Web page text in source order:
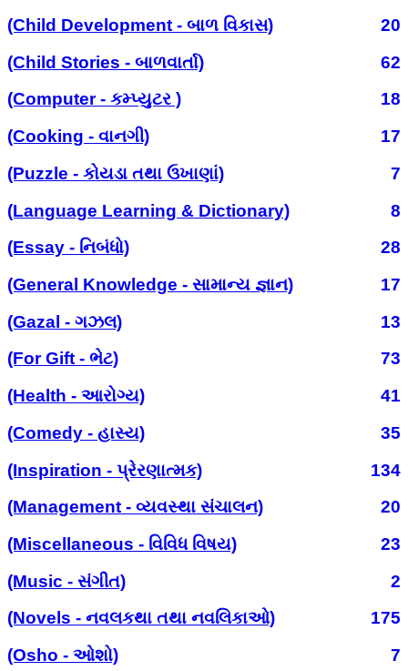
(Child Development - બાળ વિકાસ)
20
(Child Stories - બાળવાર્તા)
62
(Computer - કમ્પ્યુટર )
18
(Cooking - વાનગી)
17
(Puzzle - કોયડા તથા ઉખાણાં)
7
(Language Learning & Dictionary)
8
(Essay - નિબંધો)
28
(General Knowledge - સામાન્ય જ્ઞાન)
17
(Gazal - ગઝલ)
13
(For Gift - ભેટ)
73
(Health - આરોગ્ય)
41
(Comedy - હાસ્ય)
35
(Inspiration - પ્રેરણાત્મક)
134
(Management - વ્યવસ્થા સંચાલન)
20
(Miscellaneous - વિવિધ વિષય)
23
(Music - સંગીત)
2
(Novels - નવલકથા તથા નવલિકાઓ)
175
(Osho - ઓશો)
7